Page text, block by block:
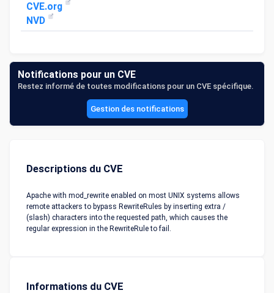
CVE.org
NVD
Notifications pour un CVE
Restez informé de toutes modifications pour un CVE spécifique.
Gestion des notifications
Descriptions du CVE
Apache with mod_rewrite enabled on most UNIX systems allows
remote attackers to bypass RewriteRules by inserting extra /
(slash) characters into the requested path, which causes the
regular expression in the RewriteRule to fail.
Informations du CVE